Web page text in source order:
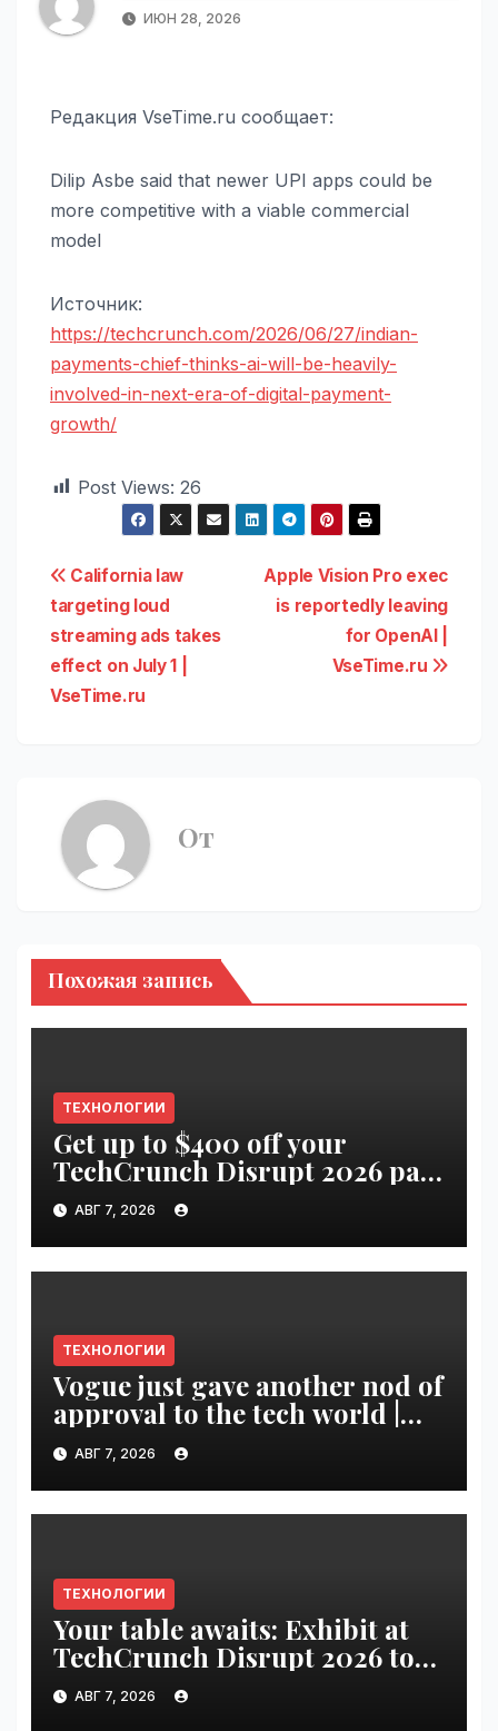
ИЮН 28, 2026
Редакция VseTime.ru сообщает:
Dilip Asbe said that newer UPI apps could be
more competitive with a viable commercial
model
Источник:
https://techcrunch.com/2026/06/27/indian-
payments-chief-thinks-ai-will-be-heavily-
involved-in-next-era-of-digital-payment-
growth/
Post Views: 26
Навигация
по
записям
Apple Vision Pro exec
is reportedly leaving
for OpenAI |
VseTime.ru
California law
targeting loud
streaming ads takes
effect on July 1 |
VseTime.ru
От
Похожая запись
ТЕХНОЛОГИИ
Get up to $400 off your
TechCrunch Disrupt 2026 pass
until tomorrow | VseTime.ru
АВГ 7, 2026
ТЕХНОЛОГИИ
Vogue just gave another nod of
approval to the tech world |
VseTime.ru
АВГ 7, 2026
ТЕХНОЛОГИИ
Your table awaits: Exhibit at
TechCrunch Disrupt 2026 to
be seen by thousands |
VseTime.ru
АВГ 7, 2026